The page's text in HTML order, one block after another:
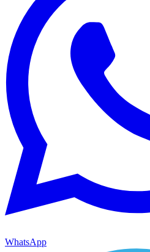
WhatsApp